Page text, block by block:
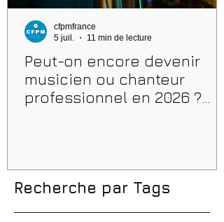
Peut-on encore devenir
musicien ou chanteur
professionnel en 2026 ?
cfpmfrance
5 juil.
11 min de lecture
Recherche par Tags